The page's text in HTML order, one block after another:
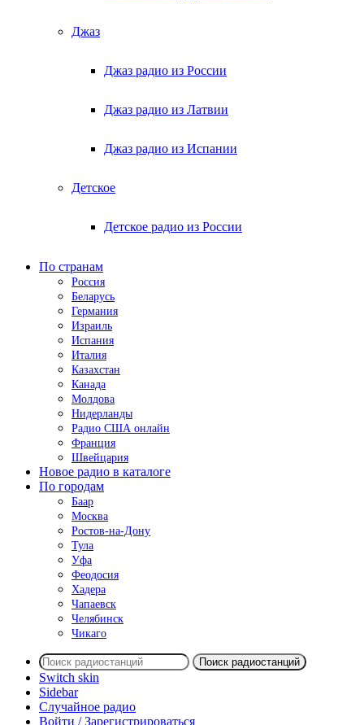
Джаз
Джаз радио из России
Джаз радио из Латвии
Джаз радио из Испании
Детское
Детское радио из России
По странам
Россия
Беларусь
Германия
Израиль
Испания
Италия
Казахстан
Канада
Молдова
Нидерланды
Радио США онлайн
Франция
Швейцария
Новое радио в каталоге
По городам
Баар
Москва
Ростов-на-Дону
Тула
Уфа
Феодосия
Хадера
Чапаевск
Челябинск
Чикаго
Поиск радиостанций
Switch skin
Sidebar
Случайное радио
Войти / Зарегистрироваться